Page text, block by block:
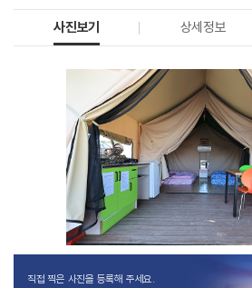
사진보기 상세정보
직접 찍은 사진을 등록해 주세요.